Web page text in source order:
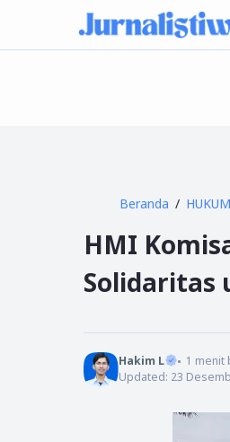
Beranda
HMI
Solidaritas
Hakim L 1 menit
Updated: 23